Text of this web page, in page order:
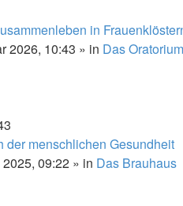
in
2026, 10:43 » in Das Oratorium
der menschlichen Gesundheit
09:22 » in Das Brauhaus